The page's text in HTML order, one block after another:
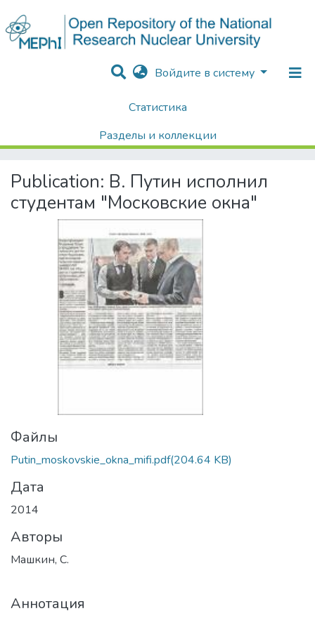
Войдите в систему
Статистика
Разделы и коллекции
В. Путин исполнил студентам "Московские окна"
Publication: В. Путин исполнил
студентам "Московские окна"
Файлы
Putin_moskovskie_okna_mifi.pdf(204.64 KB)
Дата
2014
Авторы
Машкин, С.
Аннотация